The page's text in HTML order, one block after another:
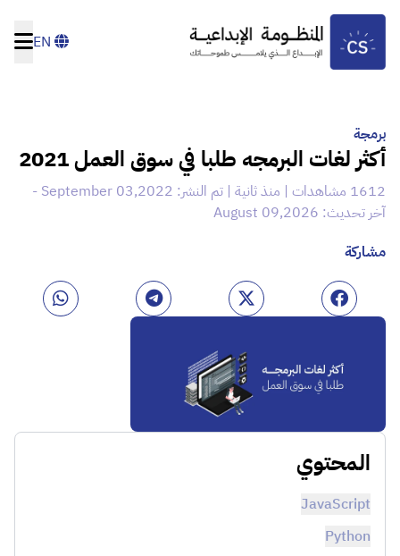
برمجة
أكثر لغات البرمجه طلبا في سوق العمل 2021
1612 مشاهدات | منذ ثانية | تم النشر: September 03,2022 -
آخر تحديث: August 09,2026
مشاركة
المحتوي
JavaScript
Python